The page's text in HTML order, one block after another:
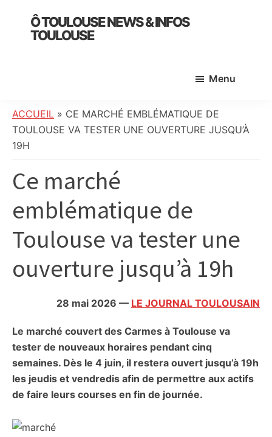
primary
Ô TOULOUSE NEWS & INFOS
TOULOUSE
:
info
culture,
politique,
météo,
divers
initiatives
Menu
ACCUEIL » CE MARCHÉ EMBLÉMATIQUE DE
TOULOUSE VA TESTER UNE OUVERTURE JUSQU’À
19H
Ce marché
emblématique de
Toulouse va tester une
ouverture jusqu’à 19h
28 mai 2026 — LE JOURNAL TOULOUSAIN
Le marché couvert des Carmes à Toulouse va
tester de nouveaux horaires pendant cinq
semaines. Dès le 4 juin, il restera ouvert jusqu’à 19h
les jeudis et vendredis afin de permettre aux actifs
de faire leurs courses en fin de journée.